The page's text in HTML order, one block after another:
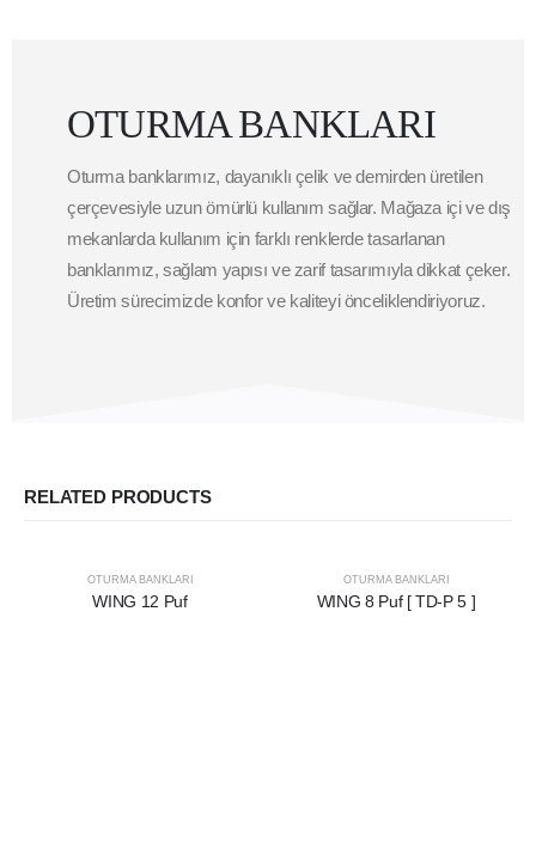
OTURMA BANKLARI
Oturma banklarımız, dayanıklı çelik ve demirden üretilen
çerçevesiyle uzun ömürlü kullanım sağlar. Mağaza içi ve dış
mekanlarda kullanım için farklı renklerde tasarlanan
banklarımız, sağlam yapısı ve zarif tasarımıyla dikkat çeker.
Üretim sürecimizde konfor ve kaliteyi önceliklendiriyoruz.
RELATED PRODUCTS
OTURMA BANKLARI
WING 12 Puf
OTURMA BANKLARI
WING 8 Puf [ TD-P 5 ]